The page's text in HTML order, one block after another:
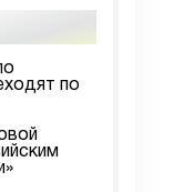
по